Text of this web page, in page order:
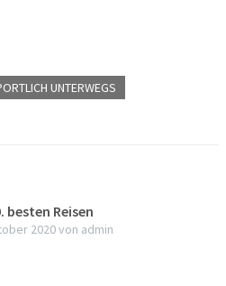
UNTERWEGS
besten Reisen
2020von admin